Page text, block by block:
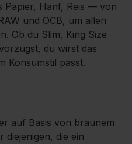
Papier, Hanf, Reis — von
und OCB, um allen
Ob du Slim, King Size
du wirst das
Konsumstil passt.
auf Basis von braunem
die ein